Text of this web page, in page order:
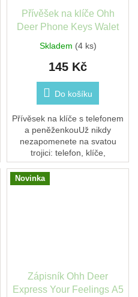
Přívěšek na klíče Ohh
Deer Phone Keys Walet
Skladem (4 ks)
145 Kč
Do košíku
Přívěsek na klíče s telefonem
a peněženkouUž nikdy
nezapomenete na svatou
trojici: telefon, klíče,
peněženku. Mějte to
pohromadě – doslova.
Navrženo společností Ohh
Novinka
Zápisník Ohh Deer
Express Your Feelings A5